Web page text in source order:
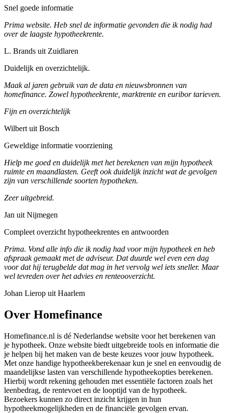
Snel goede informatie
Prima website. Heb snel de informatie gevonden die ik nodig had
over de laagste hypotheekrente.
L. Brands uit Zuidlaren
Duidelijk en overzichtelijk.
Maak al jaren gebruik van de data en nieuwsbronnen van
homefinance. Zowel hypotheekrente, marktrente en euribor tarieven.
Fijn en overzichtelijk
Wilbert uit Bosch
Geweldige informatie voorziening
Hielp me goed en duidelijk met het berekenen van mijn hypotheek
ruimte en maandlasten. Geeft ook duidelijk inzicht wat de gevolgen
zijn van verschillende soorten hypotheken.
Zeer uitgebreid.
Jan uit Nijmegen
Compleet overzicht hypotheekrentes en antwoorden
Prima. Vond alle info die ik nodig had voor mijn hypotheek en heb
afspraak gemaakt met de adviseur. Dat duurde wel even een dag
voor dat hij terugbelde dat mag in het vervolg wel iets sneller. Maar
wel tevreden over het advies en renteooverzicht.
Johan Lierop uit Haarlem
Over Homefinance
Homefinance.nl is dé Nederlandse website voor het berekenen van
je hypotheek. Onze website biedt uitgebreide tools en informatie die
je helpen bij het maken van de beste keuzes voor jouw hypotheek.
Met onze handige hypotheekberekenaar kun je snel en eenvoudig de
maandelijkse lasten van verschillende hypotheekopties berekenen.
Hierbij wordt rekening gehouden met essentiële factoren zoals het
leenbedrag, de rentevoet en de looptijd van de hypotheek.
Bezoekers kunnen zo direct inzicht krijgen in hun
hypotheekmogelijkheden en de financiële gevolgen ervan.